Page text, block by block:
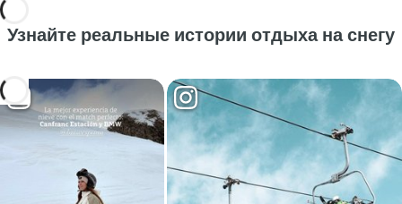
Узнайте реальные истории отдыха на снегу